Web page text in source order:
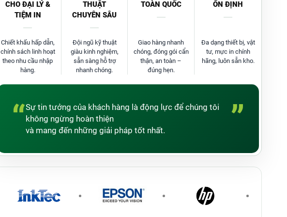
CHO ĐẠI LÝ &
TIỆM IN
Chiết khấu hấp dẫn,
chính sách linh hoạt
theo nhu cầu nhập
hàng.
THUẬT
CHUYÊN SÂU
Đội ngũ kỹ thuật
giàu kinh nghiệm,
sẵn sàng hỗ trợ
nhanh chóng.
TOÀN QUỐC
Giao hàng nhanh
chóng, đóng gói cẩn
thận, an toàn –
đúng hẹn.
ỔN ĐỊNH
Đa dạng thiết bị, vật
tư, mực in chính
hãng, luôn sẵn kho.
“Sự tin tưởng của khách hàng là động lực để chúng tôi
không ngừng hoàn thiện
và mang đến những giải pháp tốt nhất.
”